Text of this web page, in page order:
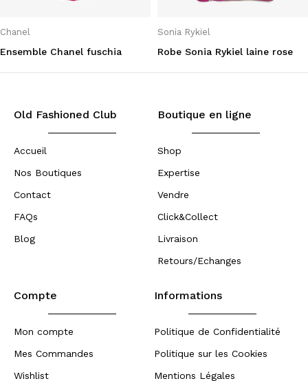
Chanel
Ensemble Chanel fuschia
Sonia Rykiel
Robe Sonia Rykiel laine rose
Old Fashioned Club
Accueil
Nos Boutiques
Contact
FAQs
Blog
Boutique en ligne
Shop
Expertise
Vendre
Click&Collect
Livraison
Retours/Echanges
Compte
Mon compte
Mes Commandes
Wishlist
Informations
Politique de Confidentialité
Politique sur les Cookies
Mentions Légales